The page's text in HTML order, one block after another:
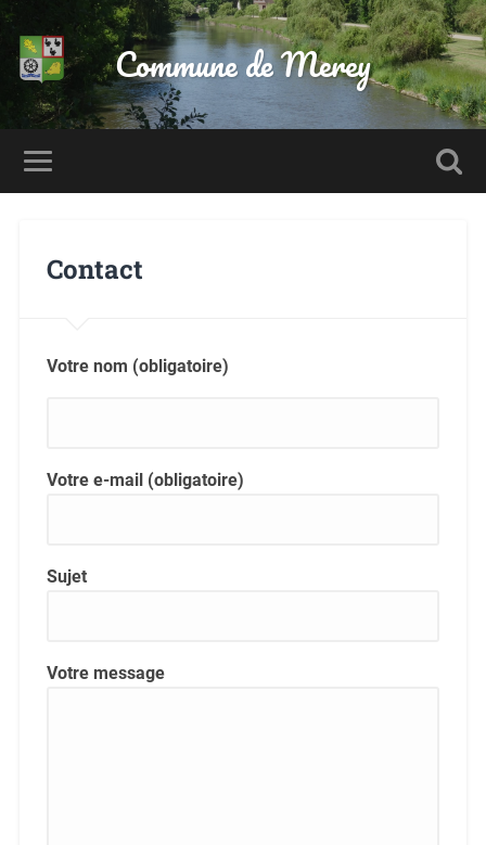
Commune de Merey
Contact
Votre nom (obligatoire)
Votre e-mail (obligatoire)
Sujet
Votre message